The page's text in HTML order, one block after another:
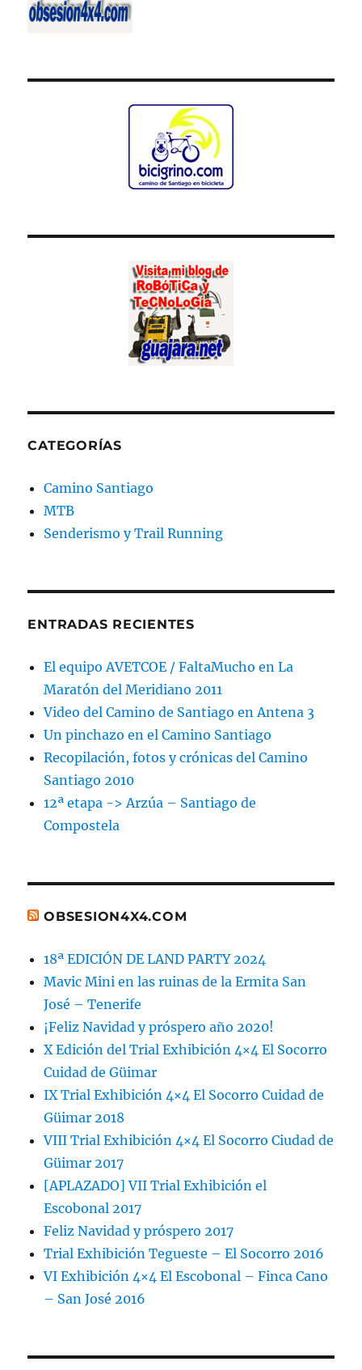
CATEGORÍAS
Camino Santiago
MTB
Senderismo y Trail Running
ENTRADAS RECIENTES
El equipo AVETCOE / FaltaMucho en La
Maratón del Meridiano 2011
Video del Camino de Santiago en Antena 3
Un pinchazo en el Camino Santiago
Recopilación, fotos y crónicas del Camino
Santiago 2010
12ª etapa -> Arzúa – Santiago de
Compostela
OBSESION4X4.COM
18ª EDICIÓN DE LAND PARTY 2024
Mavic Mini en las ruinas de la Ermita San
José – Tenerife
¡Feliz Navidad y próspero año 2020!
X Edición del Trial Exhibición 4×4 El Socorro
Cuidad de Güimar
IX Trial Exhibición 4×4 El Socorro Cuidad de
Güimar 2018
VIII Trial Exhibición 4×4 El Socorro Ciudad de
Güimar 2017
[APLAZADO] VII Trial Exhibición el
Escobonal 2017
Feliz Navidad y próspero 2017
Trial Exhibición Tegueste – El Socorro 2016
VI Exhibición 4×4 El Escobonal – Finca Cano
– San José 2016